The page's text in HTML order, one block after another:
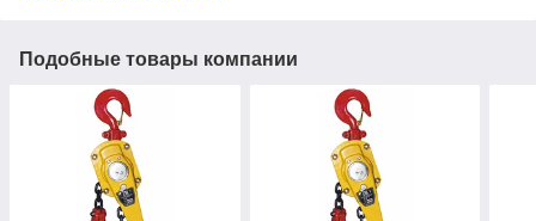
Подобные товары компании